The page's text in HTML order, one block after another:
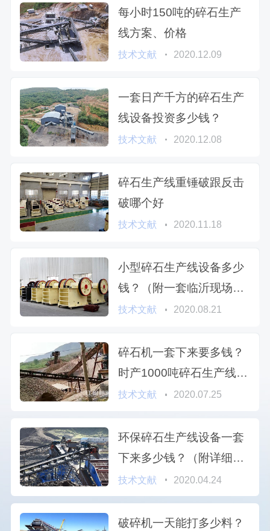
每小时150吨的碎石生产
线方案、价格
技术文献 2020.12.09
一套日产千方的碎石生产
线设备投资多少钱？
技术文献 2020.12.08
碎石生产线重锤破跟反击
破哪个好
技术文献 2020.11.18
小型碎石生产线设备多少
钱？（附一套临沂现场碎
石流程详解）
技术文献 2020.08.21
碎石机一套下来要多钱？
时产1000吨碎石生产线作
业视频
技术文献 2020.07.25
环保碎石生产线设备一套
下来多少钱？（附详细破
碎设备方案配置及流程视
频）
技术文献 2020.04.24
破碎机一天能打多少料？